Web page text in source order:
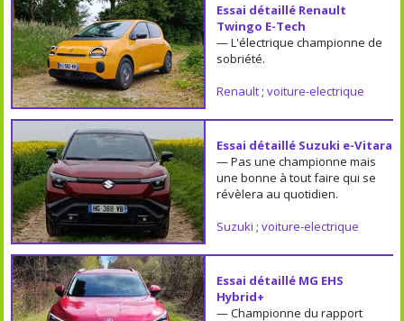
Essai détaillé Renault
Twingo E-Tech
— L'électrique championne de
sobriété.
Renault; voiture-electrique
Essai détaillé Suzuki e-Vitara
— Pas une championne mais
une bonne à tout faire qui se
révèlera au quotidien.
Suzuki ; voiture-electrique
Essai détaillé MG EHS
Hybrid+
— Championne du rapport